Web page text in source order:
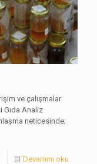
ve çalışmalar
Gıda Analiz
neticesinde;
Devamını oku